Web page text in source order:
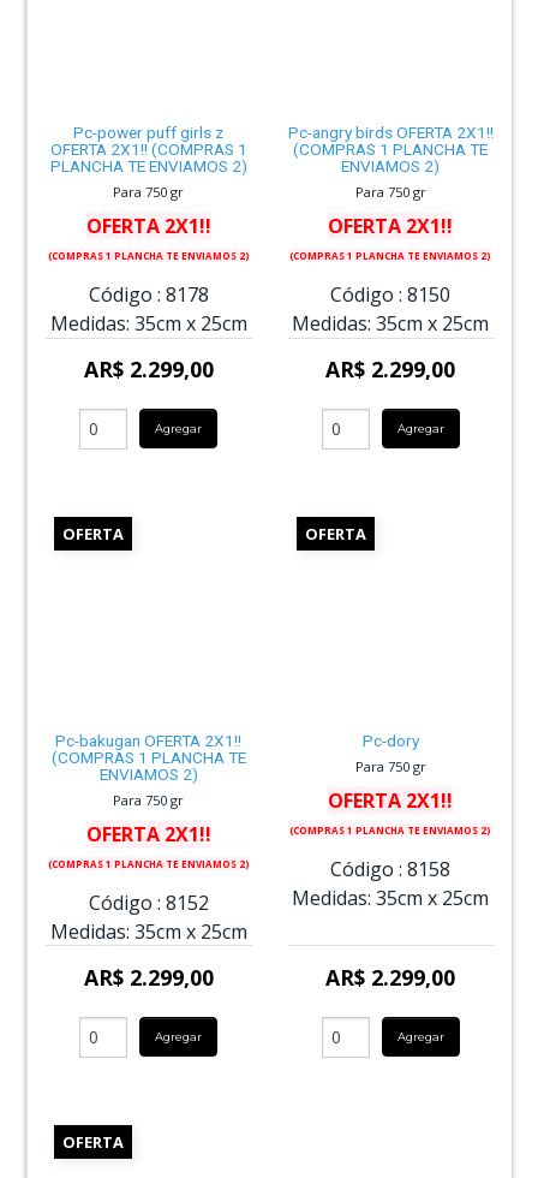
Pc-power puff girls z
OFERTA 2X1!! (COMPRAS 1
PLANCHA TE ENVIAMOS 2)
Para 750 gr
OFERTA 2X1!!
(COMPRAS 1 PLANCHA TE ENVIAMOS 2)
Código : 8178
Medidas: 35cm x 25cm
AR$ 2.299,00
Agregar
Pc-angry birds OFERTA 2X1!!
(COMPRAS 1 PLANCHA TE
ENVIAMOS 2)
Para 750 gr
OFERTA 2X1!!
(COMPRAS 1 PLANCHA TE ENVIAMOS 2)
Código : 8150
Medidas: 35cm x 25cm
AR$ 2.299,00
Agregar
OFERTA
Pc-bakugan OFERTA 2X1!!
(COMPRAS 1 PLANCHA TE
ENVIAMOS 2)
Para 750 gr
OFERTA 2X1!!
(COMPRAS 1 PLANCHA TE ENVIAMOS 2)
Código : 8152
Medidas: 35cm x 25cm
AR$ 2.299,00
Agregar
OFERTA
Pc-dory
Para 750 gr
OFERTA 2X1!!
(COMPRAS 1 PLANCHA TE ENVIAMOS 2)
Código : 8158
Medidas: 35cm x 25cm
AR$ 2.299,00
Agregar
OFERTA